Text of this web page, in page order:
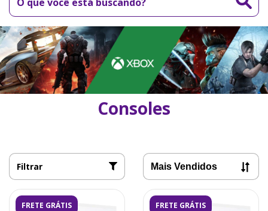
Consoles
Filtrar
FRETE GRÁTIS FRETE GRÁTIS